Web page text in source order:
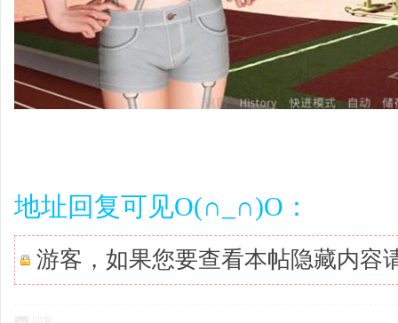
地址回复可见O(∩_∩)O：
游客，如果您要查看本帖隐藏内容